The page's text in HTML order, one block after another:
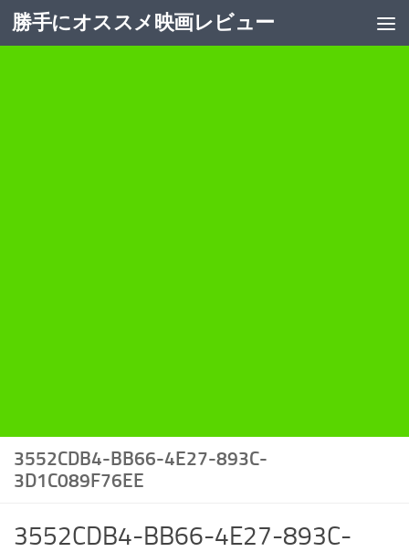
コンテンツへスキップ
勝手にオススメ映画レビュー
3552CDB4-BB66-4E27-893C-
3D1C089F76EE
3552CDB4-BB66-4E27-893C-